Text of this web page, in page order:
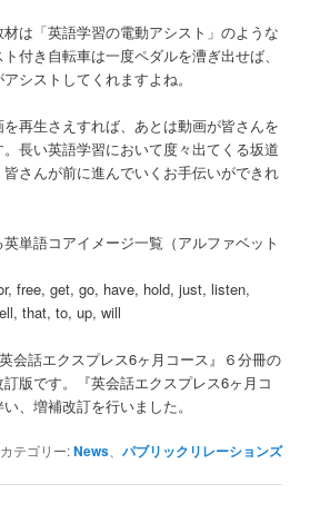
は「英語学習の電動アシスト」のような
付き自転車は一度ペダルを漕ぎ出せば、
シストしてくれますよね。
再生さえすれば、あとは動画が皆さんを
長い英語学習において度々出てくる坂道
さんが前に進んでいくお手伝いができれ
単語コアイメージ一覧（アルファベット
free, get, go, have, hold, just, listen,
that, to, up, will
会話エクスプレス6ヶ月コース』６分冊の
版です。『英会話エクスプレス6ヶ月コ
、増補改訂を行いました。
カテゴリー:News、 パブリックリレーションズ